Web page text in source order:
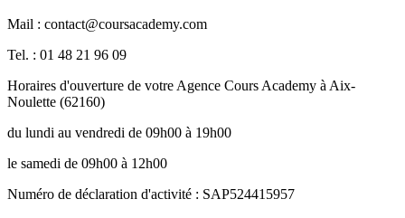
Mail : contact@coursacademy.com
Tel. : 01 48 21 96 09
Horaires d'ouverture de votre Agence Cours Academy à Aix-
Noulette (62160)
du lundi au vendredi de 09h00 à 19h00
le samedi de 09h00 à 12h00
Numéro de déclaration d'activité : SAP524415957